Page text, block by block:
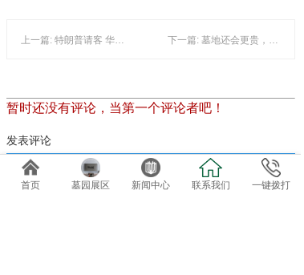
暂时还没有评论，当第一个评论者吧！
发表评论
首页 墓园展区 新闻中心 联系我们 一键拨打